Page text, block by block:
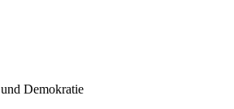
Demokratie